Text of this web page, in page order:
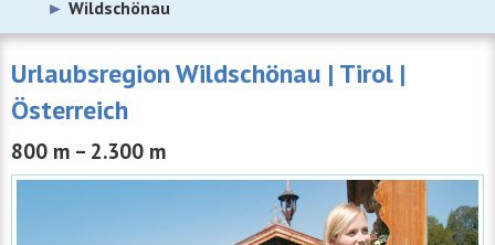
Wildschönau
Urlaubsregion Wildschönau | Tirol |
Österreich
800 m – 2.300 m